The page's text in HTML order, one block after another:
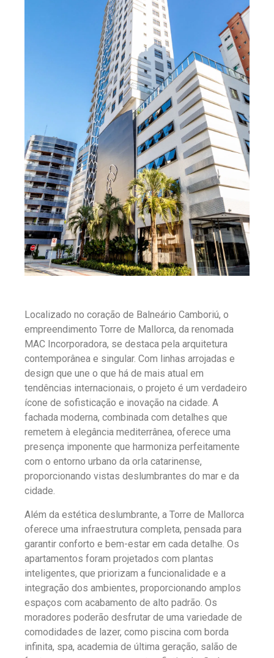
Localizado no coração de Balneário Camboriú, o
empreendimento Torre de Mallorca, da renomada
MAC Incorporadora, se destaca pela arquitetura
contemporânea e singular. Com linhas arrojadas e
design que une o que há de mais atual em
tendências internacionais, o projeto é um verdadeiro
ícone de sofisticação e inovação na cidade. A
fachada moderna, combinada com detalhes que
remetem à elegância mediterrânea, oferece uma
presença imponente que harmoniza perfeitamente
com o entorno urbano da orla catarinense,
proporcionando vistas deslumbrantes do mar e da
cidade.
Além da estética deslumbrante, a Torre de Mallorca
oferece uma infraestrutura completa, pensada para
garantir conforto e bem-estar em cada detalhe. Os
apartamentos foram projetados com plantas
inteligentes, que priorizam a funcionalidade e a
integração dos ambientes, proporcionando amplos
espaços com acabamento de alto padrão. Os
moradores poderão desfrutar de uma variedade de
comodidades de lazer, como piscina com borda
infinita, spa, academia de última geração, salão de